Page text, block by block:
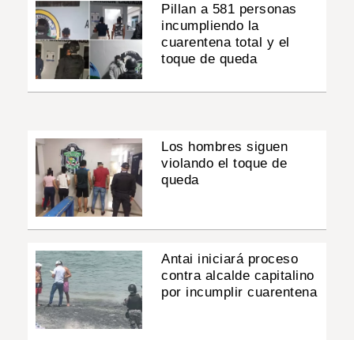
Pillan a 581 personas
incumpliendo la
cuarentena total y el
toque de queda
Los hombres siguen
violando el toque de
queda
Antai iniciará proceso
contra alcalde capitalino
por incumplir cuarentena